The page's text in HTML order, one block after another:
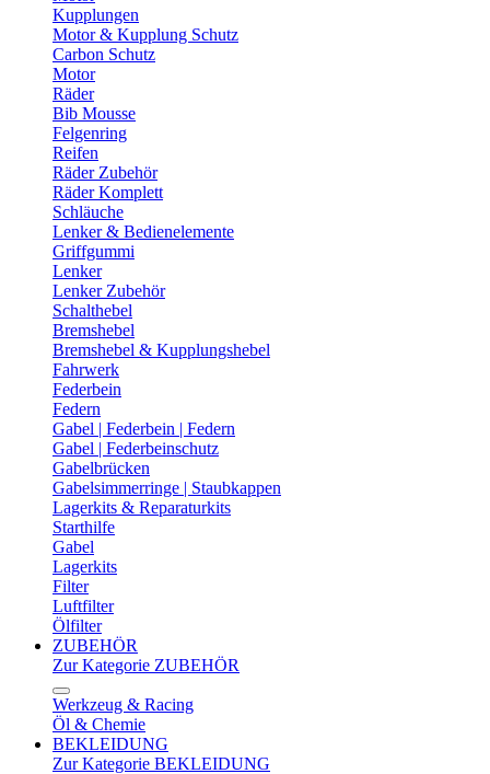
Kupplungen
Motor & Kupplung Schutz
Carbon Schutz
Motor
Räder
Bib Mousse
Felgenring
Reifen
Räder Zubehör
Räder Komplett
Schläuche
Lenker & Bedienelemente
Griffgummi
Lenker
Lenker Zubehör
Schalthebel
Bremshebel
Bremshebel & Kupplungshebel
Fahrwerk
Federbein
Federn
Gabel | Federbein | Federn
Gabel | Federbeinschutz
Gabelbrücken
Gabelsimmerringe | Staubkappen
Lagerkits & Reparaturkits
Starthilfe
Gabel
Lagerkits
Filter
Luftfilter
Ölfilter
ZUBEHÖR
Zur Kategorie ZUBEHÖR
Werkzeug & Racing
Öl & Chemie
BEKLEIDUNG
Zur Kategorie BEKLEIDUNG